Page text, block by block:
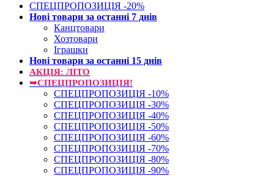
СПЕЦПРОПОЗИЦІЯ -20%
Нові товари за останнi 7 днiв
Канцтовари
Хозтовари
Іграшки
Нові товари за останнi 15 днiв
АКЦІЯ: ЛІТО
➥СПЕЦПРОПОЗИЦІЯ!
СПЕЦПРОПОЗИЦІЯ -10%
СПЕЦПРОПОЗИЦІЯ -30%
СПЕЦПРОПОЗИЦІЯ -40%
СПЕЦПРОПОЗИЦІЯ -50%
СПЕЦПРОПОЗИЦІЯ -60%
СПЕЦПРОПОЗИЦІЯ -70%
СПЕЦПРОПОЗИЦІЯ -80%
СПЕЦПРОПОЗИЦІЯ -90%